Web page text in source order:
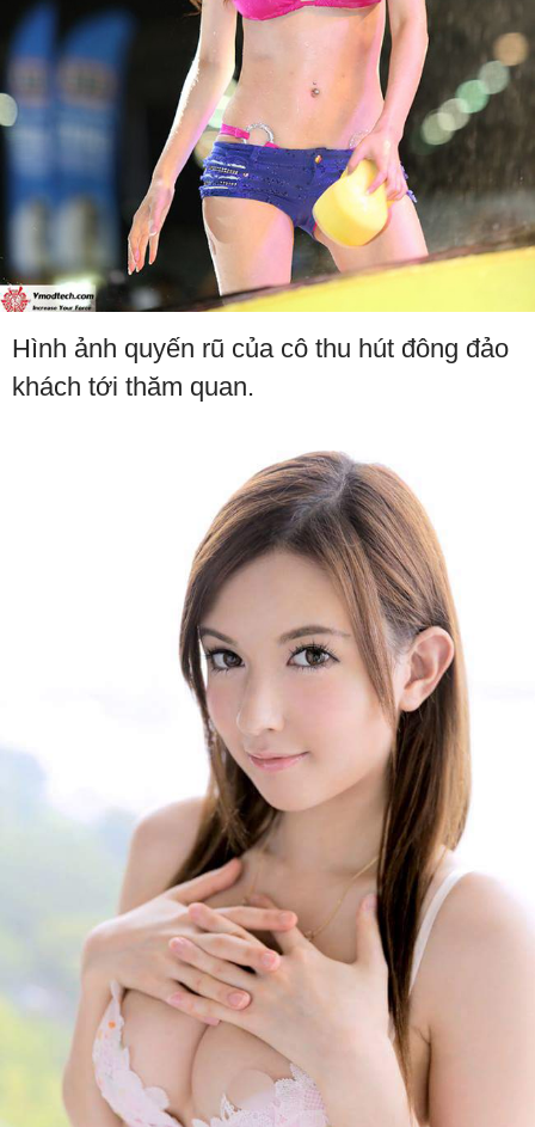
Hình ảnh quyến rũ của cô thu hút đông đảo
khách tới thăm quan.